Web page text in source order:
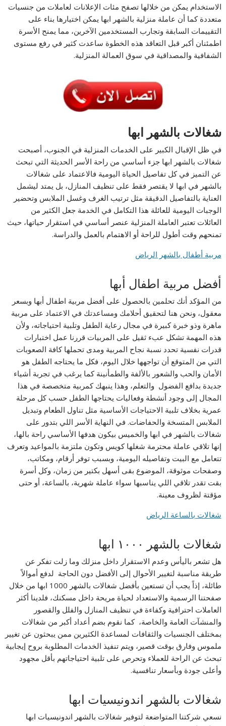
الاستخدام يمكن من خلالها تصفح مئات الإعلانات لعاملات من جنسيات
متعددة كما أن عاملة منزلية بالشهر ابها يمكن اختيارها بناء على
التقييمات السابقة وتجارب المستخدمين الآخرين، مما يمنح الأسرة
اطمئنان أكبر قبل التعاقد هذه الخطوة ساعدت كثير في رفع مستوى
الشفافية والمصداقية في سوق العمالة المنزلية.
شغالات بالشهر ابها
في ظل الإقبال الكبير على الخدمات المنزلية في الجنوب، أصبحت
شغالات بالشهر ابها جزء أساسي من راحة الأسر الحديثة التي تبحث
عن التميز في كل تفاصيل الحياة اليومية فالاعتماد على شغالات
بالشهر في ابها لا يقتصر فقط على تنظيف المنازل، بل يمتد ليشمل
العناية بالتفاصيل الدقيقة مثل ترتيب الغرف وغسل الملابس وتحضير
الوجبات اليومية للعائلة هذا التكامل في الخدمة جعل الكثير من
العائلات تعتبر العاملة المنزلية عنصر أساسي في استقرار حياتها، حيث
تمنحهم وقت أطول للراحة أو الاهتمام بالعمل والدراسة.
مربية أطفال بالشهر الرياض
أفضل مربية اطفال أبها
من المؤكد أنك تحلمين بالحصول على أفضل مربية اطفال أبها وبسعر
معقول، ونحن هنا لتحقيق أحلامك ومساعدتك في الاعتماد على مربية
ماهرة وذو خبرة كبيرة في مجال رعاية الطفل وتلبية احتياجاته، ولأن
هذه المهمة تشكل عبء ثقيل على المربيات قررنا عمل اختبارات
قدرات نفسية تحدد نسبة نجاح المربية ومدى تحملها كافة الصعوبات
التي من المتوقع أن تواجهها خلال اليوم، فكل ما يحتاجه الطفل هو
الأمان والحب والشعور بالألفة والطمأنينة كما يرغب في تجربة أشياء
جديدة بدافع الفضول والتعلم، وهذا ينبهك كمربية متخصصة في هذا
المجال إلى وجود أنشطة وفعاليات يحتاجها الطفل حسب كل مرحلة
عمرية بخلاف تلبية الاحتياجات الأساسية مثل تناول الطعام وتبديل
الملابس المتسخة والحفاضات. في النهاية الأسر اللي بتدور على
شغالات بالشهر في ابها والخميس بيكون هدفها الأساسي راحة بالها،
إنها تلاقي عاملة محترمة شغلها كويس وتكون ملتزمة بالمواعيد وتعرف
تتعامل مع البيت وتفاصيله اليومية، وبسبب توفر أرقام، ومكاتب،
وصفحات موثوقة، الموضوع بقى أسهل بكتير من زمان، وكل أسرة
بقت تقدر تلاقي اللي يناسبها سواء عاملة شهرية، بالساعة، أو حتى
مؤقتة لظروف معينة.
شغالات بالساعة الرياض
شغالات بالشهر ١٠٠٠ ابها
هل تشعر باليأس وعدم الاستقرار داخل منزلك وما زلت تفكر عن
طريقة مناسبة لتغيير الأحوال إلى الأفضل دون الحاجة لدفع أموالاً
طائلة، إذاً يجب أن تستعين بأفضل شغالات بالشهر 1000 ابها من خلال
صفحتنا الرسمية والاستعداد لحياة مريحة داخل مسكنك، فلدينا أكثر
العاملات احترافية وكفاءة في تنظيف المنازل والفلل والقصور
والمنشآت العامة والخاصة، كما نقوم بضم أعداد أكبر من شغالات
بمختلف الجنسيات والثقافات لمساعدة الكثيرين ممن يبحثون عن تغيير
ملموس وفارق بوقت قصير، ويتم تنفيذ الخدمات المطلوبة بروح إيجابية
تبحث عن الراحة للعملاء وتحرص على تلبية احتياجاتهم بأقل مجهود
وأعلى جودة وبأسعار تنافسية.
شغالات بالشهر اندونيسيات ابها
نسعي شركتنا المتواضعة لتوفير شغالات بالشهر اندونيسيات ابها